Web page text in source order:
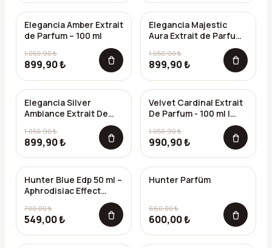
-%14
Elegancia Amber Extrait
de Parfum – 100 ml
1.050,90 ₺
899,90 ₺
-%14
Elegancia Majestic
Aura Extrait de Parfum
1.050,90 ₺
899,90 ₺
-%14
Elegancia Silver
Ambiance Extrait De
1.050,90 ₺
899,90 ₺
-%6
Velvet Cardinal Extrait
De Parfum - 100 ml |
Unisex Parfüm
1.050,90 ₺
990,90 ₺
-%22
Hunter Blue Edp 50 ml –
Aphrodisiac Effect
Unisex Parfüm
700,00 ₺
549,00 ₺
-%9
Hunter Parfüm
660,00 ₺
600,00 ₺